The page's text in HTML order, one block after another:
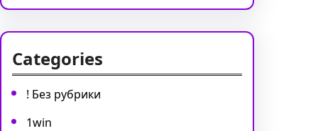
Categories
! Без рубрики
1win